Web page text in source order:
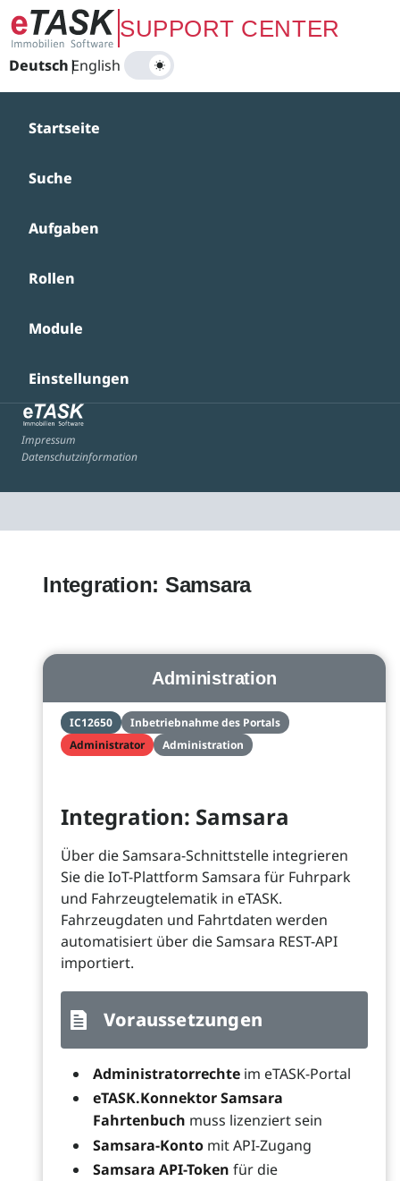
Zum Hauptinhalt springenSUPPORT CENTER
Deutsch|
English
Startseite
Suche
Aufgaben
Rollen
Module
Einstellungen
Impressum
Datenschutzinformation
Integration: Samsara
Administration
IC12650
Inbetriebnahme des Portals
Administrator
Administration
Integration: Samsara
Über die Samsara-Schnittstelle integrieren
Sie die IoT-Plattform Samsara für Fuhrpark
und Fahrzeugtelematik in eTASK.
Fahrzeugdaten und Fahrtdaten werden
automatisiert über die Samsara REST-API
importiert.
Voraussetzungen
Administratorrechte im eTASK-Portal
eTASK.Konnektor Samsara
Fahrtenbuch muss lizenziert sein
Samsara-Konto mit API-Zugang
Samsara API-Token für die